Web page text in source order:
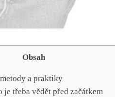
Obsah
a praktiky
je třeba vědět před začátkem